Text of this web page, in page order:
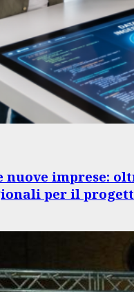
nuove imprese:
per il